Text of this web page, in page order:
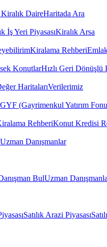
DaireHaritada Ara
İş Yeri PiyasasıKiralık Arsa
Kiralama Rehberi
KonutlarHızlı Geri Dönüşlü
HaritalarıVerilerimiz
GYF (Gayrimenkul Yatırım
RehberiKonut Kredisi
Uzman Danışmanlar
BulUzman
Satılık Arazi Piyasası